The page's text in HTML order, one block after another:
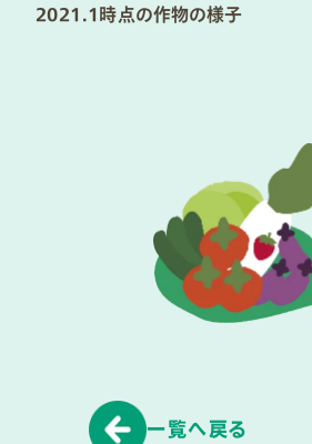
2021.1時点の作物の様子​
一覧へ戻る